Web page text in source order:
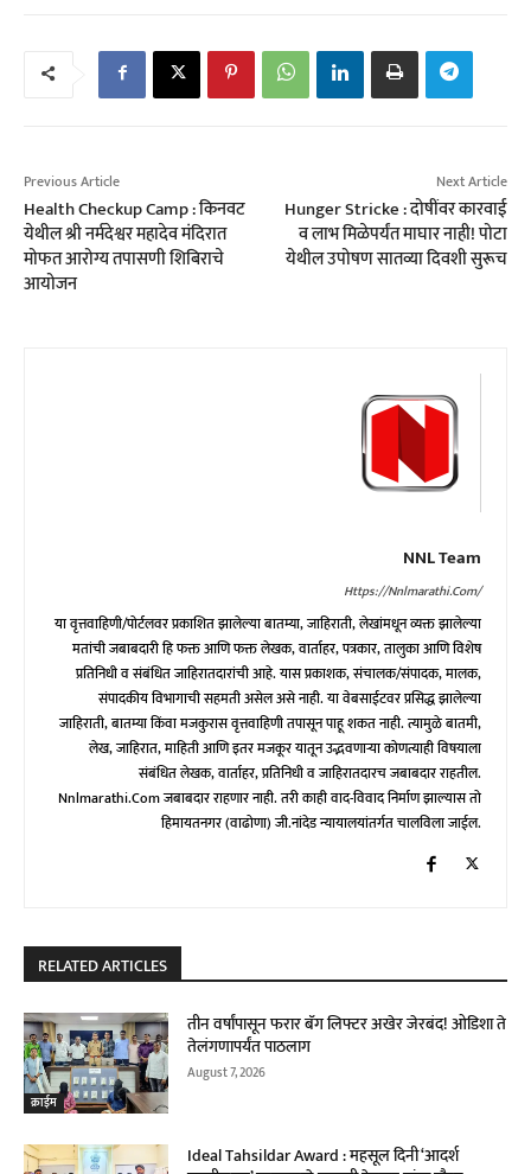
Previous Article
Health Checkup Camp : किनवट
येथील श्री नर्मदेश्वर महादेव मंदिरात
मोफत आरोग्य तपासणी शिबिराचे
आयोजन
Next Article
Hunger Stricke : दोषींवर कारवाई
व लाभ मिळेपर्यंत माघार नाही! पोटा
येथील उपोषण सातव्या दिवशी सुरूच
NNL Team
Https://nnlmarathi.com/
या वृत्तवाहिणी/पोर्टलवर प्रकाशित झालेल्या बातम्या, जाहिराती, लेखांमधून व्यक्त झालेल्या
मतांची जबाबदारी हि फक्त आणि फक्त लेखक, वार्ताहर, पत्रकार, तालुका आणि विशेष
प्रतिनिधी व संबंधित जाहिरातदारांची आहे. यास प्रकाशक, संचालक/संपादक, मालक,
संपादकीय विभागाची सहमती असेल असे नाही. या वेबसाईटवर प्रसिद्ध झालेल्या
जाहिराती, बातम्या किंवा मजकुरास वृत्तवाहिणी तपासून पाहू शकत नाही. त्यामुळे बातमी,
लेख, जाहिरात, माहिती आणि इतर मजकूर यातून उद्भवणाऱ्या कोणत्याही विषयाला
संबंधित लेखक, वार्ताहर, प्रतिनिधी व जाहिरातदारच जबाबदार राहतील.
Nnlmarathi.com जबाबदार राहणार नाही. तरी काही वाद-विवाद निर्माण झाल्यास तो
हिमायतनगर (वाढोणा) जी.नांदेड न्यायालयांतर्गत चालविला जाईल.
RELATED ARTICLES
क्राईम
तीन वर्षांपासून फरार बॅग लिफ्टर अखेर जेरबंद! ओडिशा ते
तेलंगणापर्यंत पाठलाग
August 7, 2026
Ideal Tahsildar Award : महसूल दिनी ‘आदर्श